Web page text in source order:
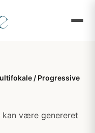
/ Progressive
kan være genereret